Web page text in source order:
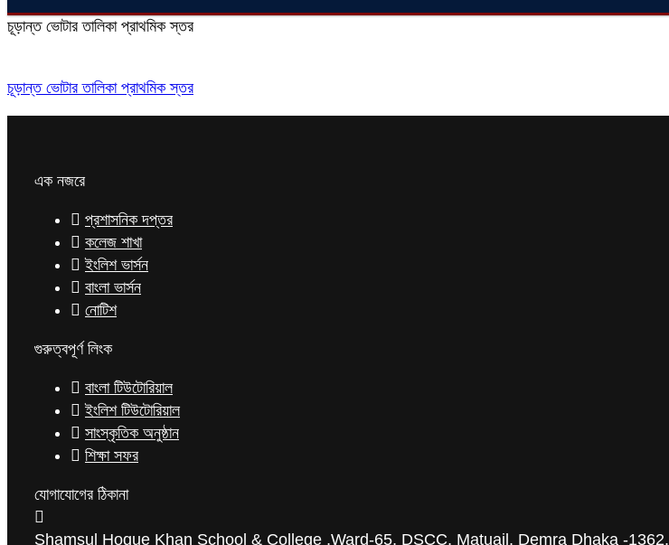
চূড়ান্ত ভোটার তালিকা প্রাথমিক স্তর
চূড়ান্ত ভোটার তালিকা প্রাথমিক স্তর
এক নজরে
প্রশাসনিক দপ্তর
কলেজ শাখা
ইংলিশ ভার্সন
বাংলা ভার্সন
নোটিশ
গুরুত্বপূর্ণ লিংক
বাংলা টিউটোরিয়াল
ইংলিশ টিউটোরিয়াল
সাংস্কৃতিক অনুষ্ঠান
শিক্ষা সফর
যোগাযোগের ঠিকানা
Shamsul Hoque Khan School & College ,Ward-65, DSCC, Matuail, Demra Dhaka -1362.